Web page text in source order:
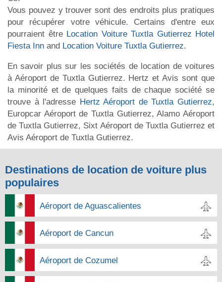
Vous pouvez y trouver sont des endroits plus pratiques
pour récupérer votre véhicule. Certains d'entre eux
pourraient être Location Voiture Tuxtla Gutierrez Hotel
Fiesta Inn and Location Voiture Tuxtla Gutierrez.
En savoir plus sur les sociétés de location de voitures
à Aéroport de Tuxtla Gutierrez. Hertz et Avis sont que
la minorité et de quelques faits de chaque société se
trouve à l'adresse Hertz Aéroport de Tuxtla Gutierrez,
Europcar Aéroport de Tuxtla Gutierrez, Alamo Aéroport
de Tuxtla Gutierrez, Sixt Aéroport de Tuxtla Gutierrez et
Avis Aéroport de Tuxtla Gutierrez.
Destinations de location de voiture plus
populaires
Aéroport de Aguascalientes
Aéroport de Cancun
Aéroport de Cozumel